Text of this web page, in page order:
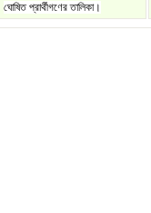
ঘোষিত প্রার্থীগণের তালিকা।